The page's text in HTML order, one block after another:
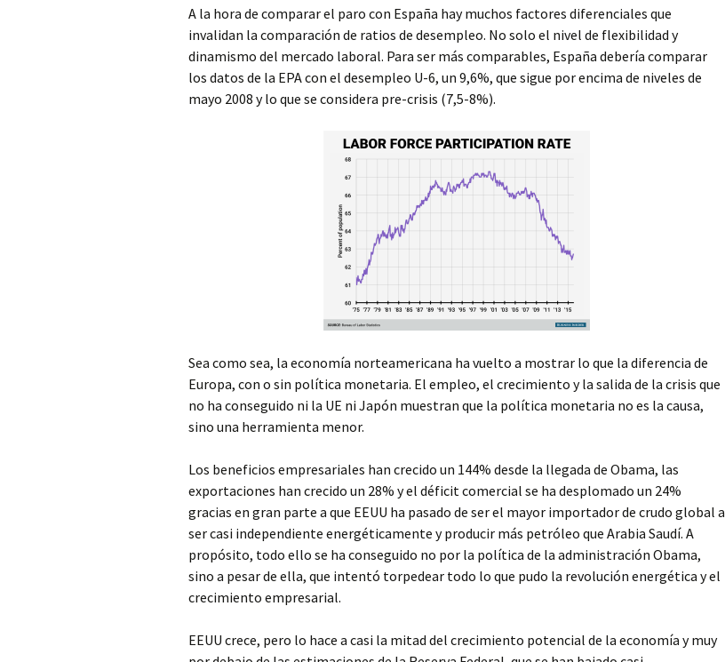
A la hora de comparar el paro con España hay muchos factores diferenciales que
invalidan la comparación de ratios de desempleo. No solo el nivel de flexibilidad y
dinamismo del mercado laboral. Para ser más comparables, España debería comparar
los datos de la EPA con el desempleo U-6, un 9,6%, que sigue por encima de niveles de
mayo 2008 y lo que se considera pre-crisis (7,5-8%).
Sea como sea, la economía norteamericana ha vuelto a mostrar lo que la diferencia de
Europa, con o sin política monetaria. El empleo, el crecimiento y la salida de la crisis que
no ha conseguido ni la UE ni Japón muestran que la política monetaria no es la causa,
sino una herramienta menor.
Los beneficios empresariales han crecido un 144% desde la llegada de Obama, las
exportaciones han crecido un 28% y el déficit comercial se ha desplomado un 24%
gracias en gran parte a que EEUU ha pasado de ser el mayor importador de crudo global a
ser casi independiente energéticamente y producir más petróleo que Arabia Saudí. A
propósito, todo ello se ha conseguido no por la política de la administración Obama,
sino a pesar de ella, que intentó torpedear todo lo que pudo la revolución energética y el
crecimiento empresarial.
EEUU crece, pero lo hace a casi la mitad del crecimiento potencial de la economía y muy